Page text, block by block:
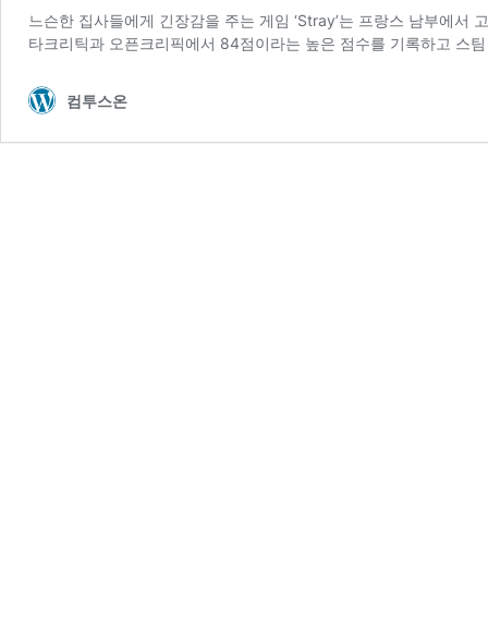
느슨한 집사들에게 긴장감을 주는 게임 ‘Stray’는 프랑스 남부에
타크리틱과 오픈크리픽에서 84점이라는 높은 점수를 기록하고 스
컴투스온